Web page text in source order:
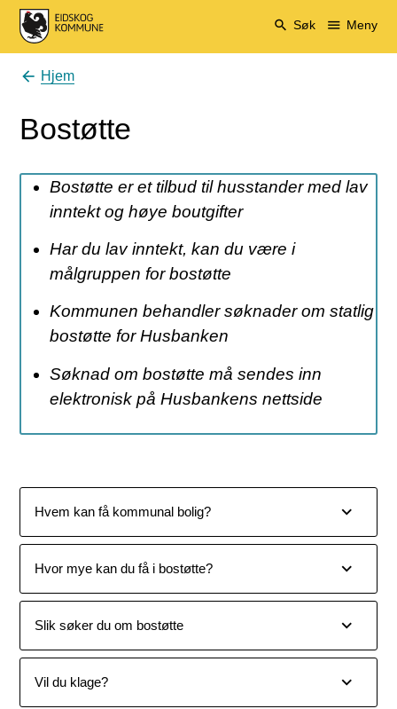
Eidskog kommune Søk Meny
Du er her:
Hjem
Bostøtte
Bostøtte er et tilbud til husstander med lav
inntekt og høye boutgifter
Har du lav inntekt, kan du være i
målgruppen for bostøtte
Kommunen behandler søknader om statlig
bostøtte for Husbanken
Søknad om bostøtte må sendes inn
elektronisk på Husbankens nettside
Hvem kan få kommunal bolig?
Hvor mye kan du få i bostøtte?
Slik søker du om bostøtte
Vil du klage?